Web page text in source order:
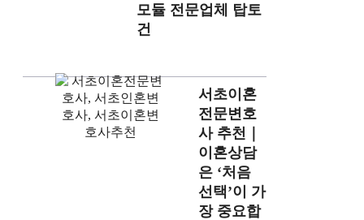
모듈 전문업체 탑토
건
서초이혼
전문변호
사 추천｜
이혼상담
은 ‘처음
선택’이 가
장 중요합